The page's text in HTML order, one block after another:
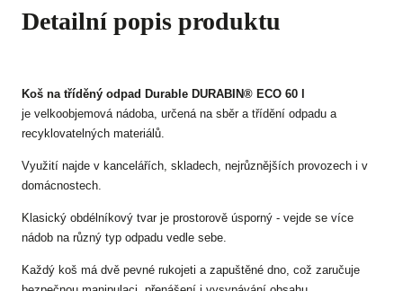
Detailní popis produktu
Koš na tříděný odpad Durable DURABIN® ECO 60 l
je velkoobjemová nádoba, určená na sběr a třídění odpadu a
recyklovatelných materiálů.
Využití najde v kancelářích, skladech, nejrůznějších provozech i v
domácnostech.
Klasický obdélníkový tvar je prostorově úsporný - vejde se více
nádob na různý typ odpadu vedle sebe.
Každý koš má dvě pevné rukojeti a zapuštěné dno, což zaručuje